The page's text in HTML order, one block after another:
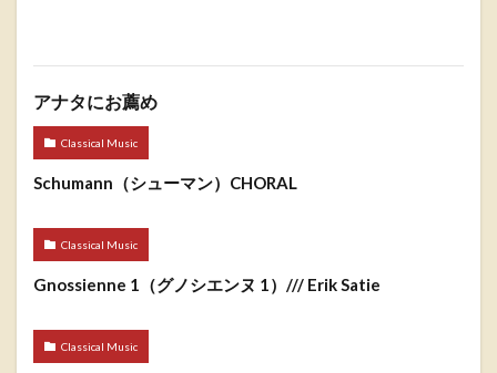
アナタにお薦め
Classical Music
Schumann（シューマン）CHORAL
Classical Music
Gnossienne 1（グノシエンヌ 1）/// Erik Satie
Classical Music